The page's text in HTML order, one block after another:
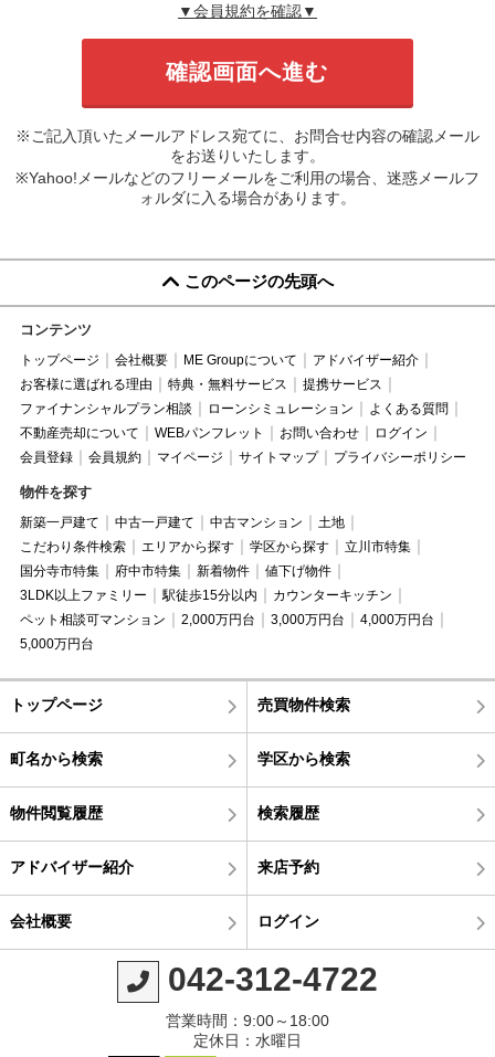
▼会員規約を確認▼
※ご記入頂いたメールアドレス宛てに、お問合せ内容の確認メール
をお送りいたします。
※Yahoo!メールなどのフリーメールをご利用の場合、迷惑メールフ
ォルダに入る場合があります。
このページの先頭へ
コンテンツ
トップページ 会社概要 ME Groupについて
アドバイザー紹介
お客様に選ばれる理由
特典・無料サービス
提携サービス
ファイナンシャルプラン相談
ローンシミュレーション
よくある質問
不動産売却について
WEBパンフレット お問い合わせ
ログイン
会員登録
会員規約 マイページ サイトマップ プライバシーポリシー
物件を探す
新築一戸建て 中古一戸建て 中古マンション
土地
こだわり条件検索
エリアから探す 学区から探す
立川市特集
国分寺市特集
府中市特集 新着物件
値下げ物件
3LDK以上ファミリー
駅徒歩15分以内
カウンターキッチン
ペット相談可マンション
2,000万円台 3,000万円台
4,000万円台
5,000万円台
トップページ 売買物件検索
町名から検索 学区から検索
物件閲覧履歴 検索履歴
アドバイザー紹介 来店予約
会社概要 ログイン
042-312-4722
営業時間：9:00～18:00
定休日：水曜日